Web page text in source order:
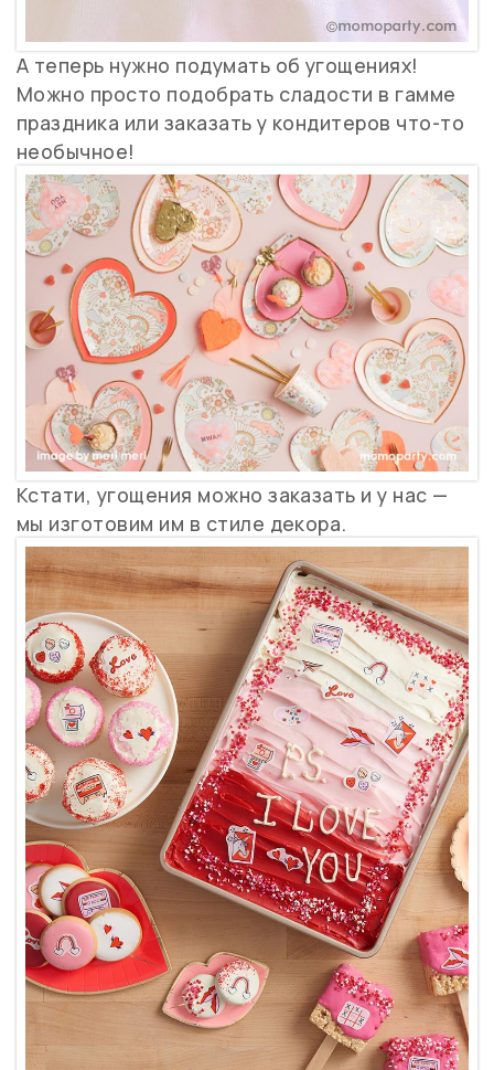
А теперь нужно подумать об угощениях!
Можно просто подобрать сладости в гамме
праздника или заказать у кондитеров что-то
необычное!
Кстати, угощения можно заказать и у нас —
мы изготовим им в стиле декора.